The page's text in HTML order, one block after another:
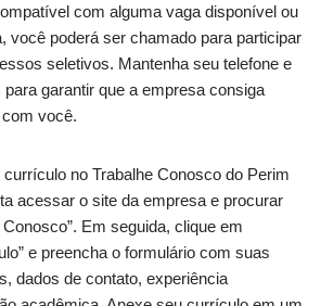
com alguma vaga disponível ou
você poderá ser chamado para participar
seletivos. Mantenha seu telefone e
garantir que a empresa consiga
você.
no Trabalhe Conosco do Perim
acessar o site da empresa e procurar
Conosco”. Em seguida, clique em
e preencha o formulário com suas
dados de contato, experiência